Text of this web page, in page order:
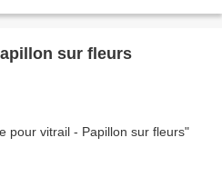
sur fleurs